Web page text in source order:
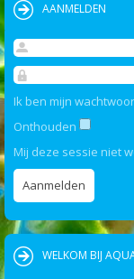
AANMELDEN
Ik ben mijn
Onthouden
Mij deze sessie niet
WELKOM BIJ